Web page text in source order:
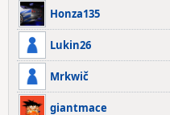
Honza135
Lukin26
Mrkwič
giantmace